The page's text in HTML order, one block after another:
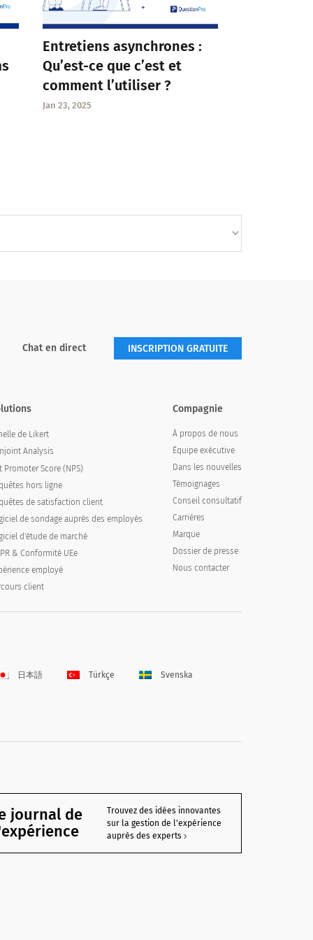
Entretiens asynchrones :
Qu’est-ce que c’est et
comment l’utiliser ?
Jan 23, 2025
Chat en direct INSCRIPTION GRATUITE
de Likert
Analysis
Promoter Score (NPS)
hors ligne
de satisfaction client
de sondage auprès des employés
d'étude de marché
& Conformité UEe
employé
client
Compagnie
À propos de nous
Équipe exécutive
Dans les nouvelles
Témoignages
Conseil consultatif
Carrières
Marque
Dossier de presse
Nous contacter
日本語 Türkçe Svenska
journal de
Trouvez des idées innovantes
sur la gestion de l'expérience
auprès des experts